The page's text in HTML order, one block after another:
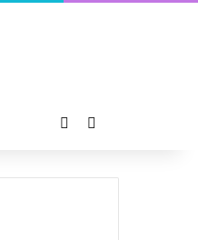
Publicación al azar